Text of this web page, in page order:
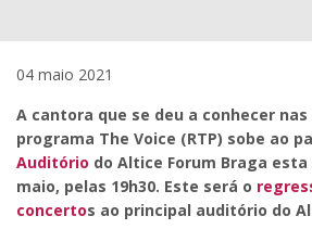
04 maio 2021
A cantora que se deu a conhecer
programa The Voice (RTP) sobe ao
Auditório do Altice Forum Braga
maio, pelas 19h30. Este será o
concertos ao principal auditório do